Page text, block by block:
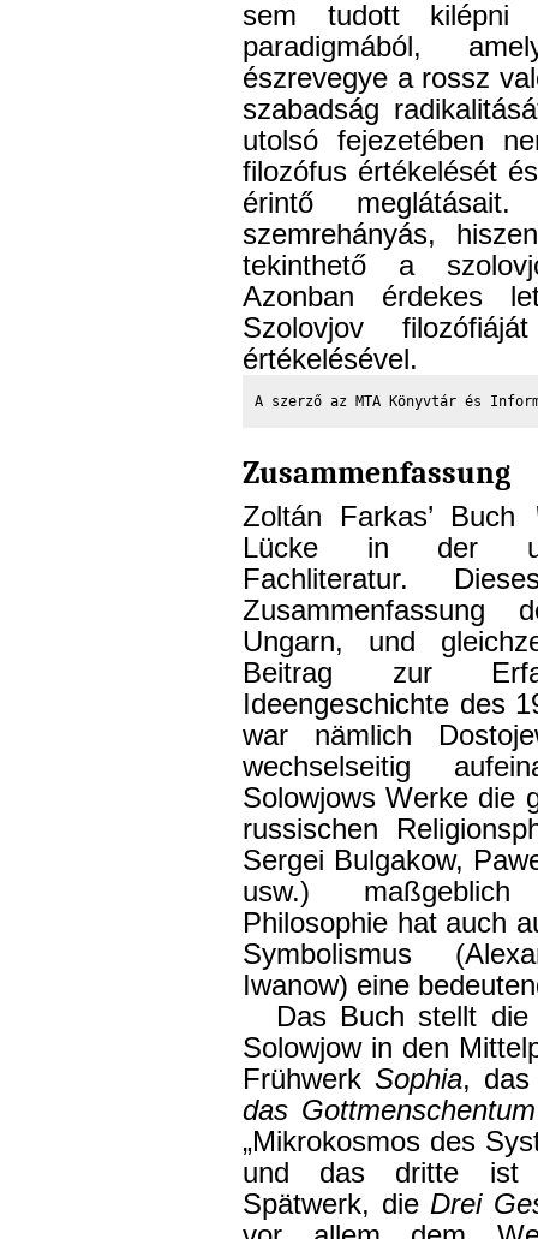
sem tudott kilépni
paradigmából,
észrevegye a rossz
szabadság
utolsó fejezetében
filozófus értékelését
érintő
szemrehányás,
tekinthető a
Azonban érdekes
Szolovjov
értékelésével.
A szerző az MTA Könyvtár és
Zusammenfassung
Zoltán Farkas’ Buch
Lücke in der
Fachliteratur.
Ungarn, und
Beitrag zur
Ideengeschichte des
war nämlich
wechselseitig
Solowjows Werke die
russischen
Sergei Bulgakow,
usw.) maßgeblich
Philosophie hat auch
Symbolismus
Iwanow) eine
Das Buch stellt
Solowjow in den
FrühwerkSophia,
das Gottmenschentum
„Mikrokosmos des
und das dritte ist
Spätwerk, dieDrei